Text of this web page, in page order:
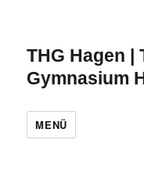
THG Hagen |
Gymnasium
MENÜ